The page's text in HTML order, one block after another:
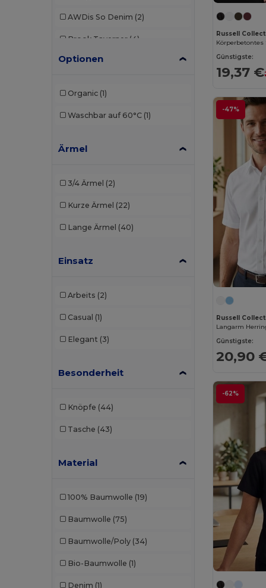
AWDis So Denim (2)
Brook Taverner (4)
Build Your Brand
Elevate NXT
iDeal Basic Brand
Karlowsky (4)
Malfini Premium
(16)
Neutral (1)
Premier (4)
Proact (1)
Radsow by Uneek (6)
Roly (8)
Optionen
Organic (1)
Waschbar auf 60°C (1)
Ärmel
3/4 Ärmel (2)
Kurze Ärmel (22)
Lange Ärmel (40)
Einsatz
Arbeits (2)
Casual (1)
Elegant (3)
Besonderheit
Knöpfe (44)
Tasche (43)
Material
100% Baumwolle (19)
Baumwolle (75)
Baumwolle/Poly (34)
Bio-Baumwolle (1)
Denim (1)
Russell
Körperbetontes
Günstigste:
19,37 €
-47%
Russell
Langarm
Günstigste:
20,90
-62%